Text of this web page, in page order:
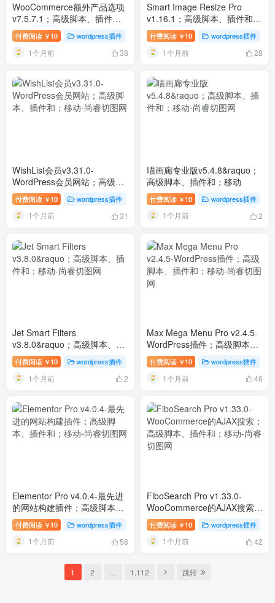
WooCommerce额外产品选项
v7.5.7.1；高级脚本、插件
和；移动
付费阅读 ￥ 10 wordpress插件
1个月前 38
Smart Image Resize Pro
v1.16.1；高级脚本、插件和；
移动
付费阅读 ￥ 10 wordpress插件
1个月前 28
WishList会员v3.31.0-
WordPress会员网站；高级脚
本、插件和；移动
付费阅读 ￥ 10 wordpress插件
1个月前 31
喵画廊专业版v5.4.8&raquo；
高级脚本、插件和；移动
付费阅读 ￥ 10 wordpress插件
1个月前 2
Jet Smart Filters
v3.8.0&raquo；高级脚本、插
件和；移动
付费阅读 ￥ 10 wordpress插件
1个月前 2
Max Mega Menu Pro v2.4.5-
WordPress插件；高级脚本、
插件和；移动
付费阅读 ￥ 10 wordpress插件
1个月前 46
Elementor Pro v4.0.4-最先进
的网站构建插件；高级脚本、
插件和；移动
付费阅读 ￥ 10 wordpress插件
1个月前 58
FiboSearch Pro v1.33.0-
WooCommerce的AJAX搜索；
高级脚本、插件和；移动
付费阅读 ￥ 10 wordpress插件
1个月前 42
1 2 1,112 跳转